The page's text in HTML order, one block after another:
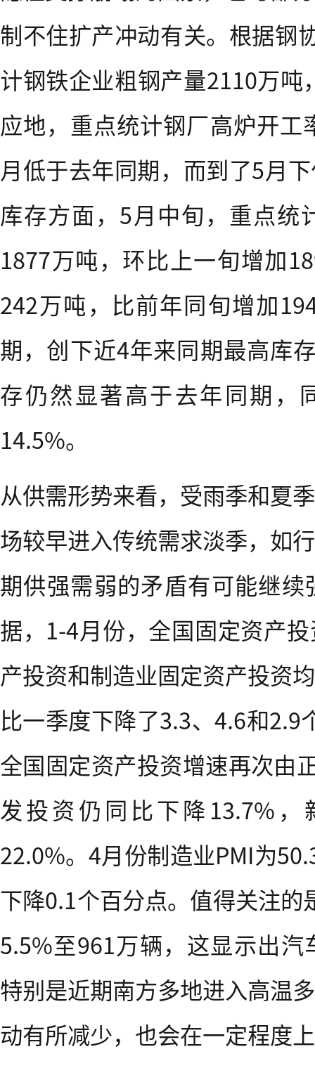
制不住扩产冲动有关。根据钢
计钢铁企业粗钢产量2110万吨
应地，重点统计钢厂高炉开工
月低于去年同期，而到了5月
库存方面，5月中旬，重点统
1877万吨，环比上一旬增加
242万吨，比前年同旬增加
期，创下近4年来同期最高库
存仍然显著高于去年同期，
14.5%。
从供需形势来看，受雨季和夏
场较早进入传统需求淡季，如
期供强需弱的矛盾有可能继
据，1-4月份，全国固定资产
产投资和制造业固定资产投资
比一季度下降了3.3、4.6和2.9
全国固定资产投资增速再次由
发投资仍同比下降13.7%
22.0%。4月份制造业PMI为
下降0.1个百分点。值得关注的
5.5%至961万辆，这显示出汽
特别是近期南方多地进入高温
动有所减少，也会在一定程度